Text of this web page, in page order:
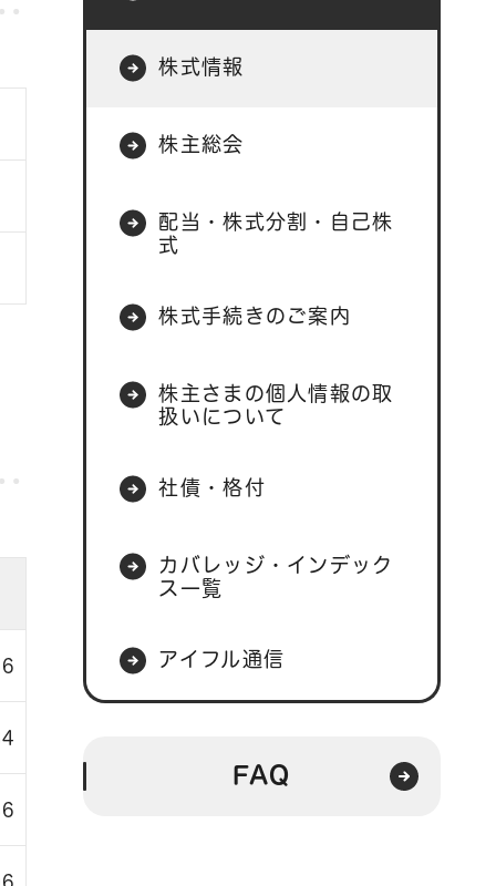
株式情報
株主総会
配当・株式分割・自己株
式
株式手続きのご案内
株主さまの個人情報の取
扱いについて
社債・格付
カバレッジ・インデック
ス一覧
アイフル通信
FAQ